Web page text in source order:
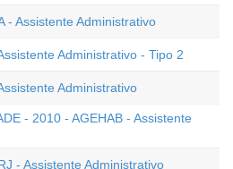
- Assistente Administrativo
Administrativo - Tipo 2
Administrativo
- 2010 - AGEHAB - Assistente
- Assistente Administrativo